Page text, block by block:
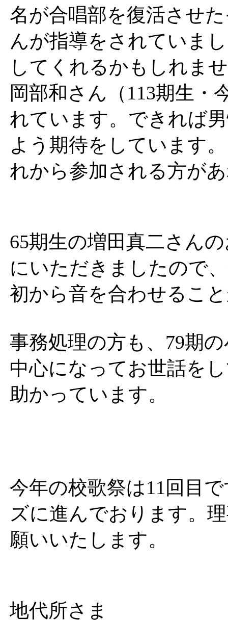
名が合唱部を復活させ
んが指導をされていま
してくれるかもしれま
岡部和さん（113期生・
れています。できれば
よう期待をしています
れから参加される方が
65期生の増田真二さん
にいただきましたので
初から音を合わせるこ
事務処理の方も、79期
中心になってお世話を
助かっています。
今年の校歌祭は11回目
ズに進んでおります。
願いいたします。
地代所さま